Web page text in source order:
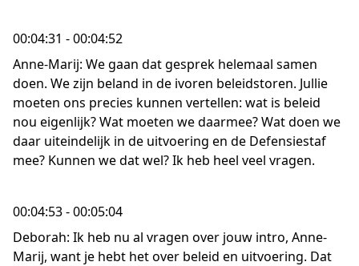
00:04:31 - 00:04:52
Anne-Marij: We gaan dat gesprek helemaal samen
doen. We zijn beland in de ivoren beleidstoren. Jullie
moeten ons precies kunnen vertellen: wat is beleid
nou eigenlijk? Wat moeten we daarmee? Wat doen we
daar uiteindelijk in de uitvoering en de Defensiestaf
mee? Kunnen we dat wel? Ik heb heel veel vragen.
00:04:53 - 00:05:04
Deborah: Ik heb nu al vragen over jouw intro, Anne-
Marij, want je hebt het over beleid en uitvoering. Dat